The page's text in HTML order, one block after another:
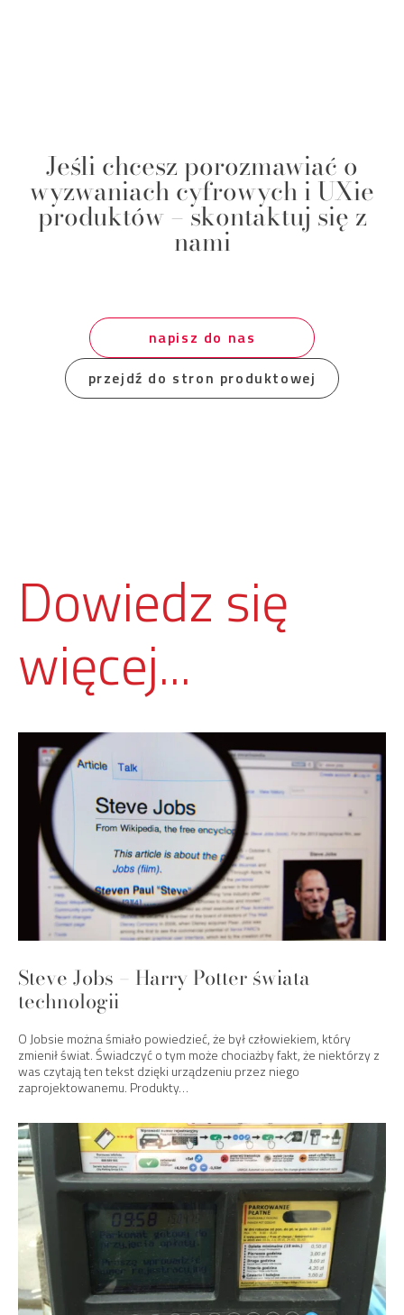
Jeśli chcesz porozmawiać o
wyzwaniach cyfrowych i UXie
produktów – skontaktuj się z
nami
napisz do nas
przejdź do stron produktowej
Dowiedz się
więcej...
Steve Jobs – Harry Potter świata
technologii
O Jobsie można śmiało powiedzieć, że był człowiekiem, który
zmienił świat. Świadczyć o tym może chociażby fakt, że niektórzy z
was czytają ten tekst dzięki urządzeniu przez niego
zaprojektowanemu. Produkty…